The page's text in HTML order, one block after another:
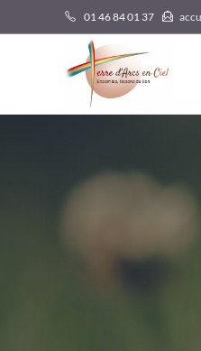
to
01 46 84 01 37